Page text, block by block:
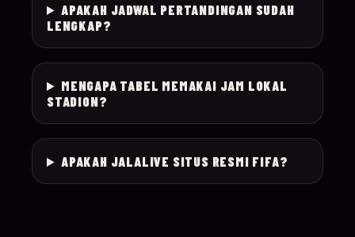
26
Herzegovina
027
18-Jun-
15:00 Canada v Qatar
028
26
19:00 Mexico v South
029 21:00 Brazil v Haiti
APAKAH JADWAL PERTANDINGAN SUDAH
LENGKAP?
MENGAPA TABEL MEMAKAI JAM LOKAL
STADION?
APAKAH JALALIVE SITUS RESMI FIFA?